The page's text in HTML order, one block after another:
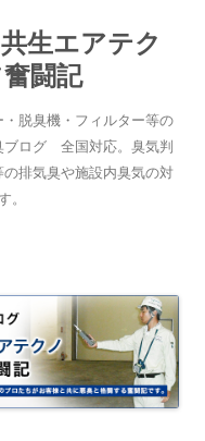
生エアテク
闘記
脱臭機・フィルター等の
ログ 全国対応。臭気判
排気臭や施設内臭気の対
。